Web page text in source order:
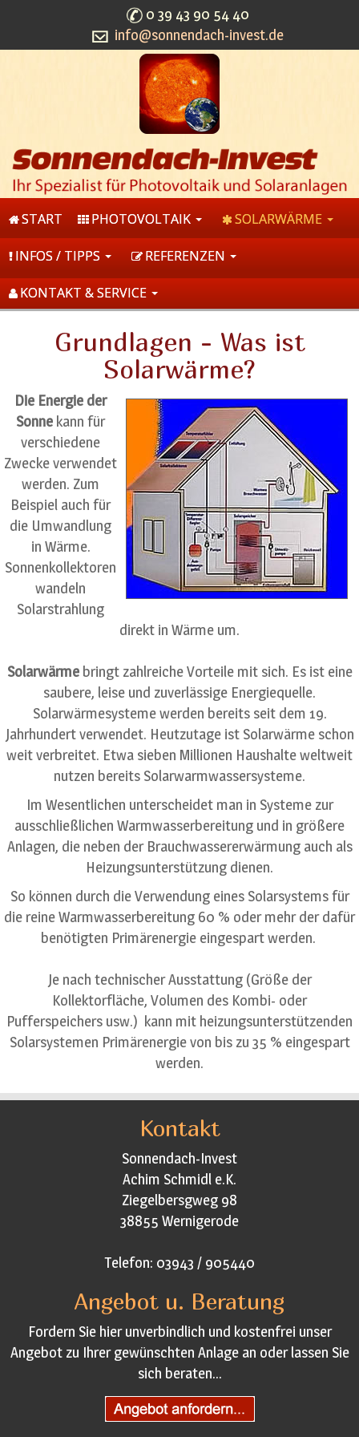
0 39 43 90 54 40
info@sonnendach-invest.de
START PHOTOVOLTAIK SOLARWÄRME
INFOS / TIPPS REFERENZEN
KONTAKT & SERVICE
Grundlagen - Was ist
Solarwärme?
Die Energie der
Sonne kann für
verschiedene
Zwecke verwendet
werden. Zum
Beispiel auch für
die Umwandlung
in Wärme.
Sonnenkollektoren
wandeln
Solarstrahlung
direkt in Wärme um.
Solarwärmebringt zahlreiche Vorteile mit sich. Es ist eine
saubere, leise und zuverlässige Energiequelle.
Solarwärmesysteme werden bereits seit dem 19.
Jahrhundert verwendet. Heutzutage ist Solarwärme schon
weit verbreitet. Etwa sieben Millionen Haushalte weltweit
nutzen bereits Solarwarmwassersysteme.
Im Wesentlichen unterscheidet man in Systeme zur
ausschließlichen Warmwasserbereitung und in größere
Anlagen, die neben der Brauchwassererwärmung auch als
Heizungsunterstützung dienen.
So können durch die Verwendung eines Solarsystems für
die reine Warmwasserbereitung 60 % oder mehr der dafür
benötigten Primärenergie eingespart werden.
Je nach technischer Ausstattung (Größe der
Kollektorfläche, Volumen des Kombi- oder
Pufferspeichers usw.) kann mit heizungsunterstützenden
Solarsystemen Primärenergie von bis zu 35 % eingespart
werden.
Kontakt
Sonnendach-Invest
Achim Schmidl e.K.
Ziegelbersgweg 98
38855 Wernigerode
Telefon: 03943 / 905440
Angebot u. Beratung
Fordern Sie hier unverbindlich und kostenfrei unser
Angebot zu Ihrer gewünschten Anlage an oder lassen Sie
sich beraten...